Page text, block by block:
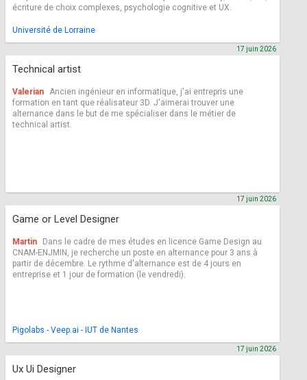
écriture de choix complexes, psychologie cognitive et UX.
Université de Lorraine
Technical artist
17 juin 2026
Valerian Ancien ingénieur en informatique, j'ai entrepris une
formation en tant que réalisateur 3D. J'aimerai trouver une
alternance dans le but de me spécialiser dans le métier de
technical artist.
Game or Level Designer
17 juin 2026
Martin
Dans le cadre de mes études en licence Game Design au
CNAM-ENJMIN, je recherche un poste en alternance pour 3 ans à
partir de décembre. Le rythme d'alternance est de 4 jours en
entreprise et 1 jour de formation (le vendredi).
Pigolabs - Veep.ai - IUT de Nantes
Ux Ui Designer
17 juin 2026